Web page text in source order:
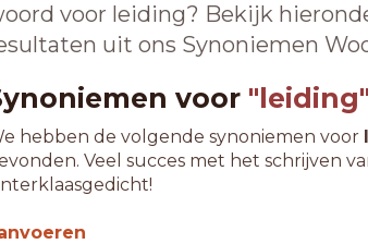
voor leiding? Bekijk
uit ons Synoniemen
voor "leiding"
hebben de volgende synoniemen voor
Veel succes met het schrijven